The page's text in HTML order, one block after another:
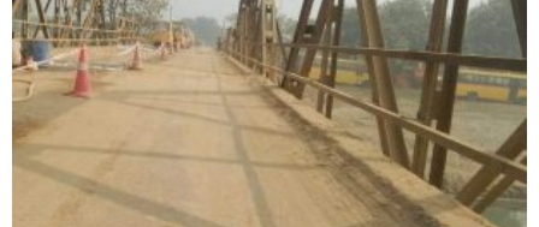
बिचार
कुराकानी
जीवनशैली
साहित्य